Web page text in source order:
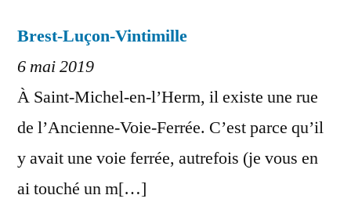
Brest-Luçon-Vintimille
6 mai 2019
À Saint-Michel-en-l’Herm, il existe une rue
de l’Ancienne-Voie-Ferrée. C’est parce qu’il
y avait une voie ferrée, autrefois (je vous en
ai touché un m[…]